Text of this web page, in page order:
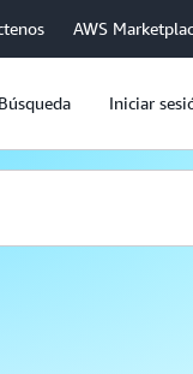
AWS
Búsqueda Iniciar